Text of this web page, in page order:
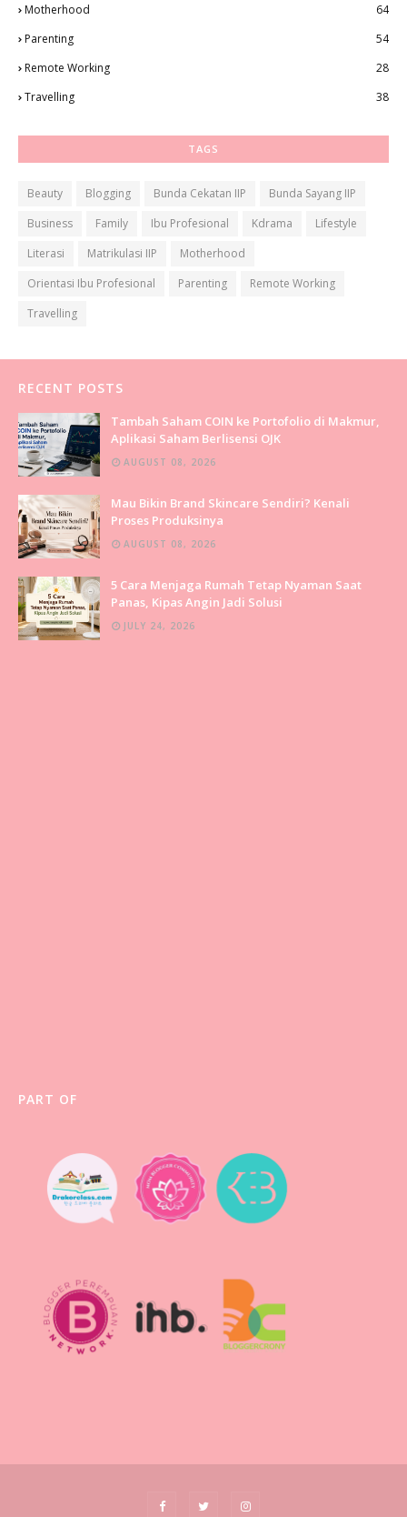
Motherhood
64
Parenting
54
Remote Working
28
Travelling
38
TAGS
Beauty Blogging Bunda Cekatan IIP
Bunda Sayang IIP
Business
Family Ibu Profesional Kdrama
Lifestyle
Literasi
Matrikulasi IIP
Motherhood
Orientasi Ibu Profesional
Parenting
Remote Working
Travelling
RECENT POSTS
Tambah Saham COIN ke Portofolio di Makmur,
Aplikasi Saham Berlisensi OJK
AUGUST 08, 2026
Mau Bikin Brand Skincare Sendiri? Kenali
Proses Produksinya
AUGUST 08, 2026
5 Cara Menjaga Rumah Tetap Nyaman Saat
Panas, Kipas Angin Jadi Solusi
JULY 24, 2026
PART OF